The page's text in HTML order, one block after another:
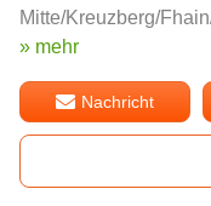
Mitte/Kreuzberg/
» mehr
Nachricht